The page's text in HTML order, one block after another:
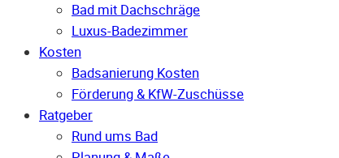
Bad mit Dachschräge
Luxus-Badezimmer
Kosten
Badsanierung Kosten
Förderung & KfW-Zuschüsse
Ratgeber
Rund ums Bad